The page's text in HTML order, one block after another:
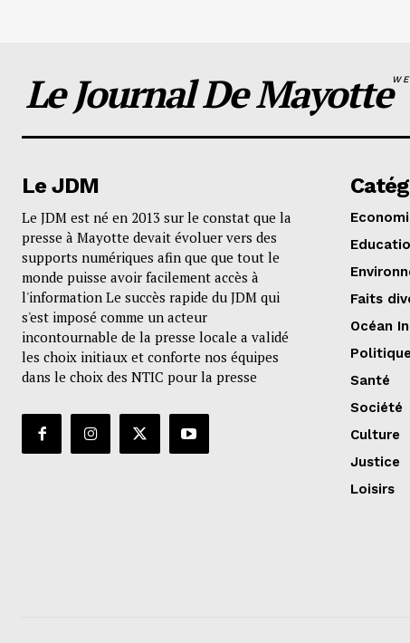
Le Journal De Mayotte
Le JDM
Le JDM est né en 2013 sur le constat que la
presse à Mayotte devait évoluer vers des
supports numériques afin que que tout le
monde puisse avoir facilement accès à
l'information Le succès rapide du JDM qui
s'est imposé comme un acteur
incontournable de la presse locale a validé
les choix initiaux et conforte nos équipes
dans le choix des NTIC pour la presse
Faits
Océan
Politique
Santé
Société
Culture
Justice
Loisirs